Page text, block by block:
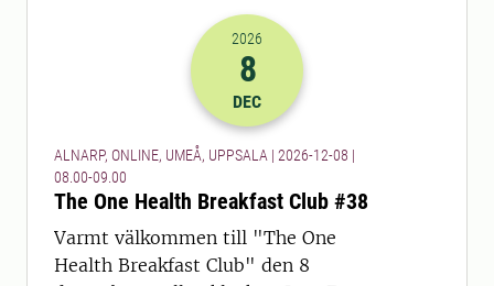
2026-08-12 07:00
2026
8
DEC
ALNARP, ONLINE, UMEÅ, UPPSALA | 2026-12-08 |
08.00-09.00
The One Health Breakfast Club #38
Varmt välkommen till "The One
Health Breakfast Club" den 8